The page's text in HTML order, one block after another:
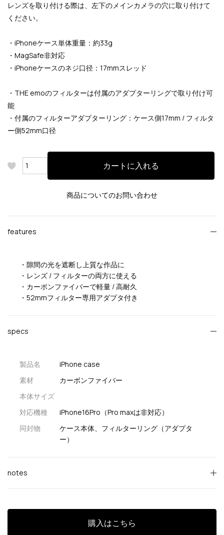
レンズを取り付ける際は、左下のメインカメラの穴に取り付けて
ください。
・iPhoneケース単体重量：約33g
・MagSafe非対応
・iPhoneケースのネジ口径：17mmスレッド
・THE emoのフィルターは付属のアダプターリングで取り付け可
能
・付属のフィルターアダプターリング：ケース側17mm / フィルタ
ー側52mm口径
カートに入れる
商品についてのお問い合わせ
features
・隙間の光を遮断し上質な作品に
・レンズ / フィルターの両方に使える
・カーボンファイバーで軽量 / 高耐久
・52mmフィルター専用アダプタ付き
specs
製品名
iPhone case
素材
カーボンファイバー
本体サイズ
対応機種
iPhone16Pro（Pro maxは非対応）
同封物
ケース本体、フィルターリング（アダプタ
ー）
notes
購入はこちら